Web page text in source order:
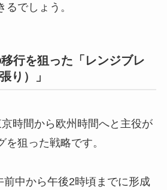
でしょう。
行を狙った「レンジブレ
り）」
時間から欧州時間へと主役が
狙った戦略です。
前中から午後2時頃までに形成